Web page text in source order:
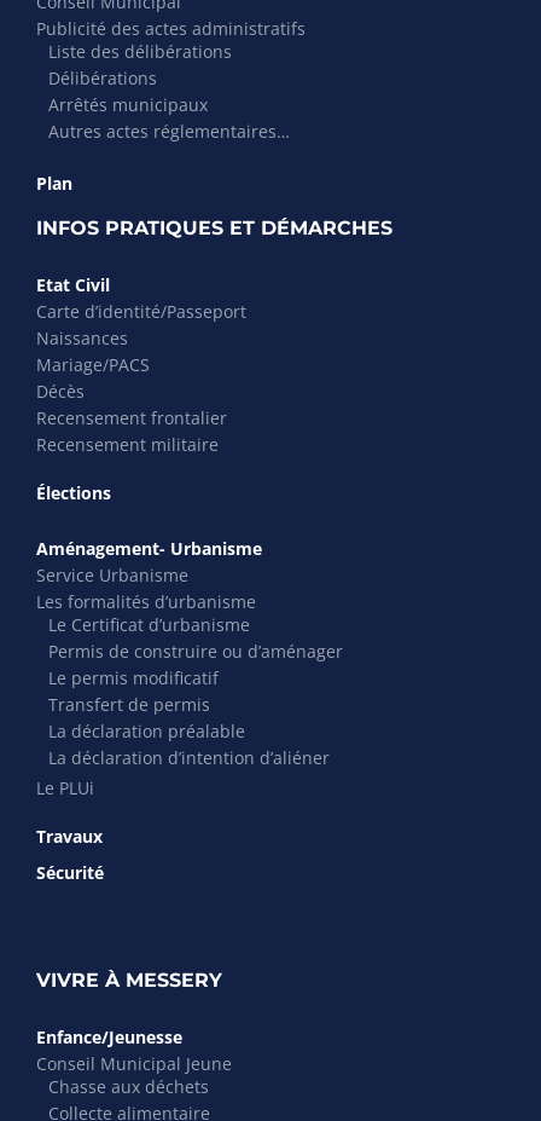
Publicité des actes administratifs
Liste des délibérations
Délibérations
Arrêtés municipaux
Autres actes réglementaires…
Plan
INFOS PRATIQUES ET DÉMARCHES
Etat Civil
Carte d’identité/Passeport
Naissances
Mariage/PACS
Décès
Recensement frontalier
Recensement militaire
Élections
Aménagement- Urbanisme
Service Urbanisme
Les formalités d’urbanisme
Le Certificat d’urbanisme
Permis de construire ou d’aménager
Le permis modificatif
Transfert de permis
La déclaration préalable
La déclaration d’intention d’aliéner
Le PLUi
Travaux
Sécurité
VIVRE À MESSERY
Enfance/Jeunesse
Conseil Municipal Jeune
Chasse aux déchets
Collecte alimentaire